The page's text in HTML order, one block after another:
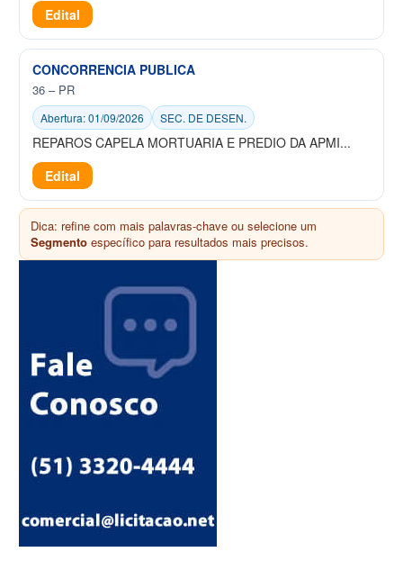
Edital
CONCORRENCIA PUBLICA
36 – PR
Abertura: 01/09/2026 SEC. DE DESEN.
REPAROS CAPELA MORTUARIA E PREDIO DA APMI...
Edital
Dica: refine com mais palavras-chave ou selecione um
Segmento específico para resultados mais precisos.